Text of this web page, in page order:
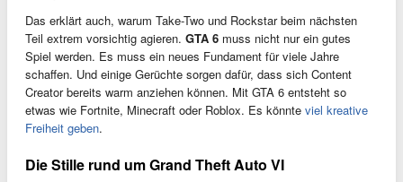
Das erklärt auch, warum Take-Two und Rockstar beim nächsten
Teil extrem vorsichtig agieren. GTA 6 muss nicht nur ein gutes
Spiel werden. Es muss ein neues Fundament für viele Jahre
schaffen. Und einige Gerüchte sorgen dafür, dass sich Content
Creator bereits warm anziehen können. Mit GTA 6 entsteht so
etwas wie Fortnite, Minecraft oder Roblox. Es könnte viel kreative
Freiheit geben.
Die Stille rund um Grand Theft Auto VI